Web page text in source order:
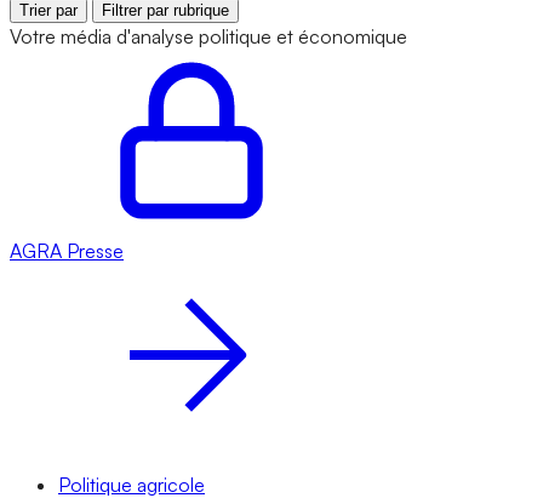
Trier par Filtrer par rubrique
Votre média d'analyse politique et économique
AGRA Presse
Politique agricole